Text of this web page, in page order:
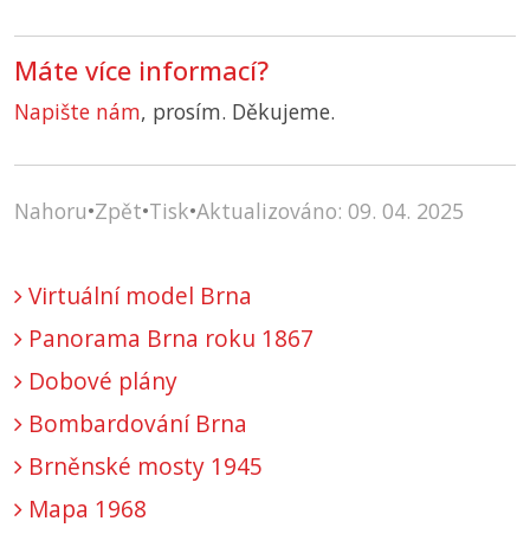
Máte více informací?
Napište nám, prosím. Děkujeme.
Nahoru•Zpět•Tisk•Aktualizováno: 09. 04. 2025
Virtuální model Brna
Panorama Brna roku 1867
Dobové plány
Bombardování Brna
Brněnské mosty 1945
Mapa 1968